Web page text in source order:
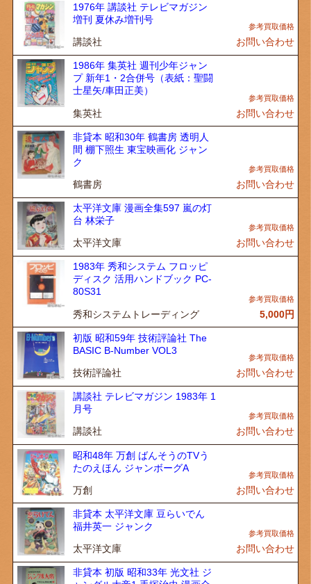
1976年 講談社 テレビマガジン
増刊 夏休み増刊号
講談社 お問い合わせ
1986年 集英社 週刊少年ジャン
プ 新年1・2合併号（表紙：聖闘
士星矢/車田正美）
集英社 お問い合わせ
非貸本 昭和30年 鶴書房 透明人
間 棚下照生 東宝映画化 ジャン
ク
鶴書房 お問い合わせ
太平洋文庫 漫画全集597 嵐の灯
台 林栄子
太平洋文庫 お問い合わせ
1983年 秀和システム フロッピ
ディスク 活用ハンドブック PC-
80S31
秀和システムトレーディング 5,000円
初版 昭和59年 技術評論社 The
BASIC B-Number VOL3
技術評論社 お問い合わせ
講談社 テレビマガジン 1983年 1
月号
講談社 お問い合わせ
昭和48年 万創 ばんそうのTVう
たのえほん ジャンボーグA
万創 お問い合わせ
非貸本 太平洋文庫 豆らいでん
福井英一 ジャンク
太平洋文庫 お問い合わせ
非貸本 初版 昭和33年 光文社 ジ